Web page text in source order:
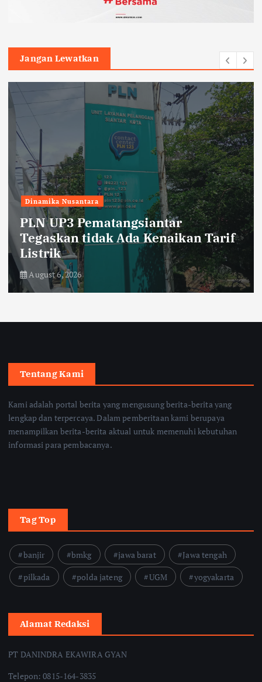
Jangan Lewatkan
Dinamika Nusantara
PLN UP3 Pematangsiantar
Tegaskan tidak Ada Kenaikan Tarif
Listrik
August 6, 2026
Tentang Kami
Kami adalah portal berita yang mengusung berita-berita yang
lengkap dan terpercaya. Dalam pemberitaan kami berupaya
menampilkan berita-berita aktual untuk memenuhi kebutuhan
informasi para pembacanya.
Tag Top
banjir bmkg jawa barat
Jawa tengah
pilkada
polda jateng UGM yogyakarta
Alamat Redaksi
PT DANINDRA EKAWIRA GYAN
Telepon: 0815-164-3835